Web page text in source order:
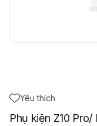
Yêu thích
Phụ kiện Z10 Pro/